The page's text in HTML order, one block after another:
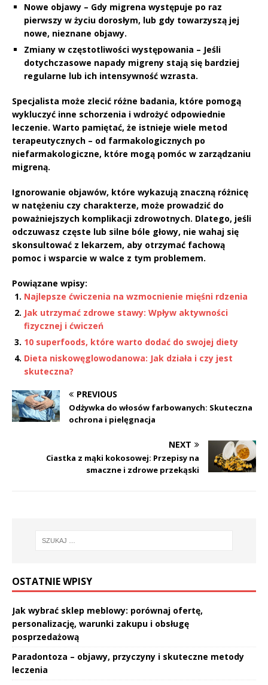
Nowe objawy – Gdy migrena występuje po raz
pierwszy w życiu dorosłym, lub gdy towarzyszą jej
nowe, nieznane objawy.
Zmiany w częstotliwości występowania – Jeśli
dotychczasowe napady migreny stają się bardziej
regularne lub ich intensywność wzrasta.
Specjalista może zlecić różne badania, które pomogą
wykluczyć inne schorzenia i wdrożyć odpowiednie
leczenie. Warto pamiętać, że istnieje wiele metod
terapeutycznych – od farmakologicznych po
niefarmakologiczne, które mogą pomóc w zarządzaniu
migreną.
Ignorowanie objawów, które wykazują znaczną różnicę
w natężeniu czy charakterze, może prowadzić do
poważniejszych komplikacji zdrowotnych. Dlatego, jeśli
odczuwasz częste lub silne bóle głowy, nie wahaj się
skonsultować z lekarzem, aby otrzymać fachową
pomoc i wsparcie w walce z tym problemem.
Powiązane wpisy:
Najlepsze ćwiczenia na wzmocnienie mięśni rdzenia
Jak utrzymać zdrowe stawy: Wpływ aktywności
fizycznej i ćwiczeń
10 superfoods, które warto dodać do swojej diety
Dieta niskowęglowodanowa: Jak działa i czy jest
skuteczna?
PREVIOUS
Odżywka do włosów farbowanych: Skuteczna
ochrona i pielęgnacja
NEXT
Ciastka z mąki kokosowej: Przepisy na
smaczne i zdrowe przekąski
OSTATNIE WPISY
Jak wybrać sklep meblowy: porównaj ofertę,
personalizację, warunki zakupu i obsługę
posprzedażową
Paradontoza – objawy, przyczyny i skuteczne metody
leczenia